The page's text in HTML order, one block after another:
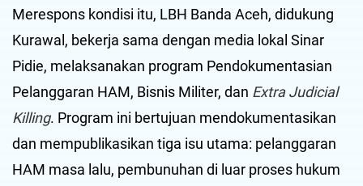
Merespons kondisi itu, LBH Banda Aceh, didukung
Kurawal, bekerja sama dengan media lokal Sinar
Pidie, melaksanakan program Pendokumentasian
Pelanggaran HAM, Bisnis Militer, dan Extra Judicial
Killing. Program ini bertujuan mendokumentasikan
dan mempublikasikan tiga isu utama: pelanggaran
HAM masa lalu, pembunuhan di luar proses hukum